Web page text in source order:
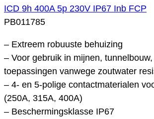
ICD 9h 400A 5p 230V IP67 Inb FCP
PB011785
– Extreem robuuste behuizing
– Voor gebruik in mijnen,
toepassingen vanwege zoutwater
– 4- en 5-polige contactmaterialen
(250A, 315A, 400A)
– Beschermingsklasse IP67